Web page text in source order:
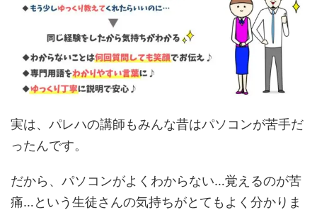
実は、パレハの講師もみんな昔はパソコンが苦手だ
ったんです。
だから、パソコンがよくわからない…覚えるのが苦
痛…という生徒さんの気持ちがとてもよく分かりま